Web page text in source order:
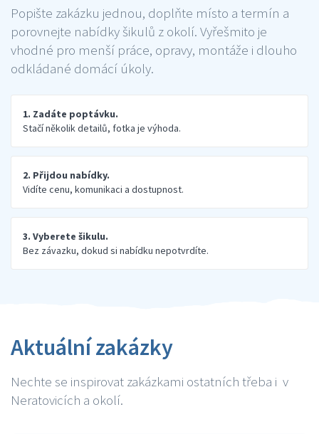
Popište zakázku jednou, doplňte místo a termín a
porovnejte nabídky šikulů z okolí. Vyřešmito je
vhodné pro menší práce, opravy, montáže i dlouho
odkládané domácí úkoly.
1. Zadáte poptávku.
Stačí několik detailů, fotka je výhoda.
2. Přijdou nabídky.
Vidíte cenu, komunikaci a dostupnost.
3. Vyberete šikulu.
Bez závazku, dokud si nabídku nepotvrdíte.
Aktuální zakázky
Nechte se inspirovat zakázkami ostatních třeba i v
Neratovicích a okolí.